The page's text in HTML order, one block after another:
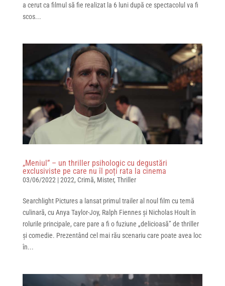
a cerut ca filmul să fie realizat la 6 luni după ce spectacolul va fi
scos...
„Meniul” – un thriller psihologic cu degustări
exclusiviste pe care nu îl poți rata la cinema
03/06/2022 |2022, Crimă, Mister, Thriller
Searchlight Pictures a lansat primul trailer al noul film cu temă
culinară, cu Anya Taylor-Joy, Ralph Fiennes și Nicholas Hoult în
rolurile principale, care pare a fi o fuziune „delicioasă” de thriller
și comedie. Prezentând cel mai rău scenariu care poate avea loc
în...